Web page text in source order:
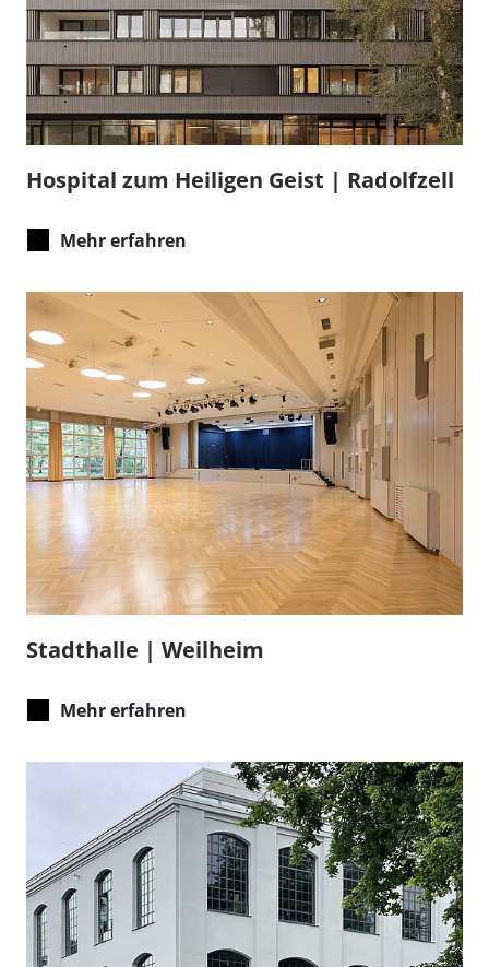
Hospital zum Heiligen Geist | Radolfzell
Mehr erfahren
Stadthalle | Weilheim
Mehr erfahren